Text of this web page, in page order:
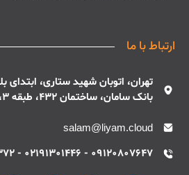
ارتباط با ما
تهران، اتوبان شهید ستاری،
بانک سامان، ساختمان 432، طبقه 3، واحد 11
salam@liyam.cloud
09120807647 - 02191301446 - 02144004372